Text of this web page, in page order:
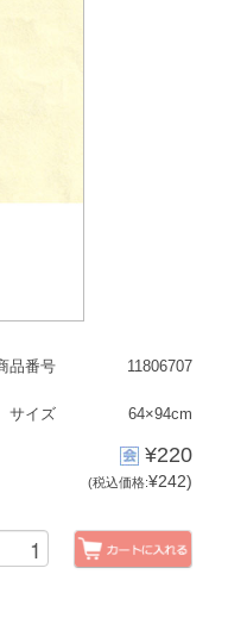
11806707
品番号
64×94cm
サイズ
¥220
(税込価格:¥242)